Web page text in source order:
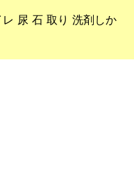
尿 石 取り 洗剤しか